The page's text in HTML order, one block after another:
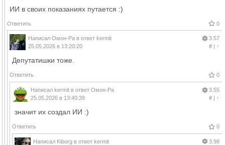
ИИ в своих показаниях путается :)
Ответить 0
Написал Омон-Ра в ответ kermit
25.05.2026 в 13:20:20
3.57
#| ↑
Депутатишки тоже.
Ответить 0
Написал kermit в ответ Омон-Ра
25.05.2026 в 13:40:39
3.55
#| ↑
значит их создал ИИ :)
Ответить 0
Написал Kiborg в ответ kermit
3.98